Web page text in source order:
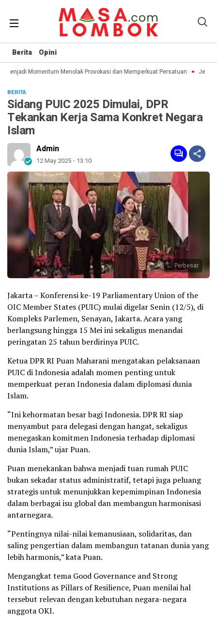
Berita Opini
Menjadi Momentum Menolak Provokasi dan Memperkuat Persatuan Jelang
BERITA
Sidang PUIC 2025 Dimulai, DPR
Tekankan Kerja Sama Konkret Negara
Islam
Admin
12 May 2025 - 13:10
Perbesar
Jakarta – Konferensi ke-19 Parliamentary Union of the
OIC Member States (PUIC) mulai digelar Senin (12/5), di
Kompleks Parlemen, Senayan, Jakarta. Acara yang
berlangsung hingga 15 Mei ini sekaligus menandai
peringatan 25 tahun berdirinya PUIC.
Ketua DPR RI Puan Maharani mengatakan pelaksanaan
PUIC di Indonesia adalah momen penting untuk
memperkuat peran Indonesia dalam diplomasi dunia
Islam.
“Ini kehormatan besar bagi Indonesia. DPR RI siap
menyambut para delegasi dengan hangat, sekaligus
menegaskan komitmen Indonesia terhadap diplomasi
dunia Islam,” ujar Puan.
Puan menekankan bahwa menjadi tuan rumah PUIC
bukan sekadar status administratif, tetapi juga peluang
strategis untuk menunjukkan kepemimpinan Indonesia
dalam berbagai isu global dan membangun harmonisasi
antarnegara.
“Pentingnya nilai-nilai kemanusiaan, solidaritas, dan
saling pengertian dalam membangun tatanan dunia yang
lebih harmonis,” kata Puan.
Mengangkat tema Good Governance and Strong
Institutions as Pillars of Resilience, Puan menilai hal
tersebut relevan dengan kebutuhan negara-negara
anggota OKI.